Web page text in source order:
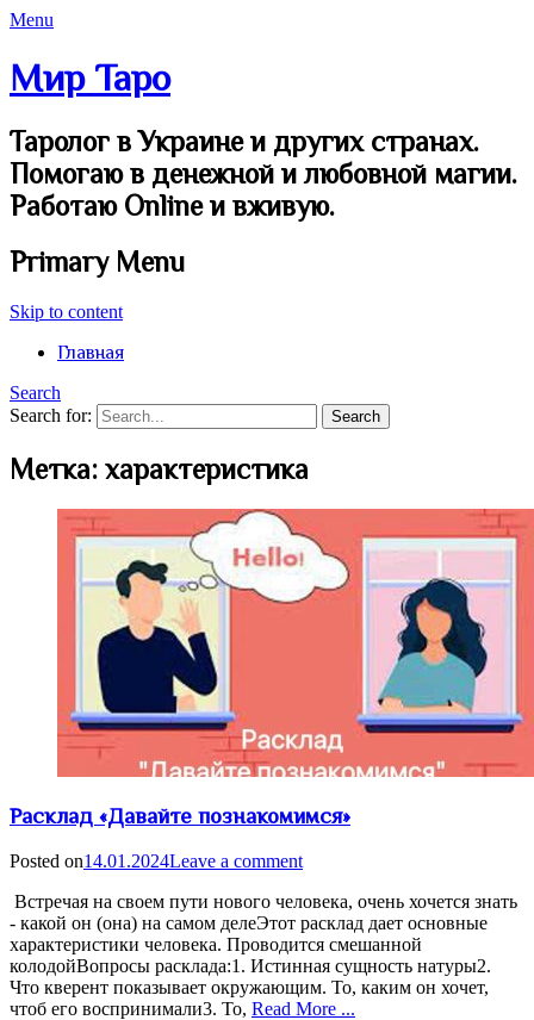
Menu
Мир Таро
Таролог в Украине и других странах.
Помогаю в денежной и любовной магии.
Работаю Online и вживую.
Primary Menu
Skip to content
Главная
Search
Search for:
Метка: характеристика
Расклад «Давайте познакомимся»
Posted on14.01.2024Leave a comment
Встречая на своем пути нового человека, очень хочется знать
- какой он (она) на самом делеЭтот расклад дает основные
характеристики человека. Проводится смешанной
колодойВопросы расклада:1. Истинная сущность натуры2.
Что кверент показывает окружающим. То, каким он хочет,
чтоб его воспринимали3. То, Read More ...